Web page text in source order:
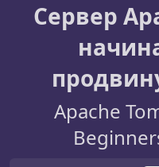
Сервер
Apache